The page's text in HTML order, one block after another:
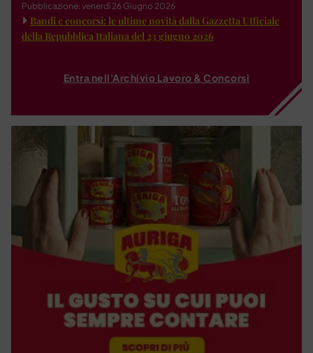
Pubblicazione: venerdì 26 Giugno 2026
Bandi e concorsi: le ultime novità dalla Gazzetta Ufficiale
della Repubblica Italiana del 23 giugno 2026
Entra nell'Archivio Lavoro & Concorsi